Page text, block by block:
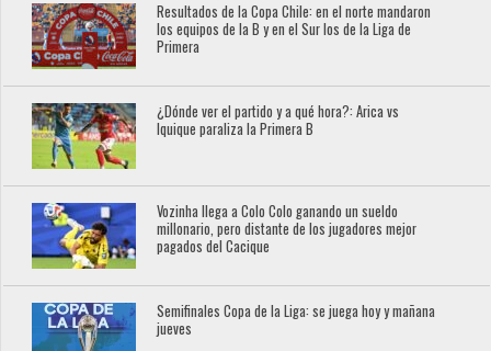
Resultados de la Copa Chile: en el norte mandaron
los equipos de la B y en el Sur los de la Liga de
Primera
¿Dónde ver el partido y a qué hora?: Arica vs
Iquique paraliza la Primera B
Vozinha llega a Colo Colo ganando un sueldo
millonario, pero distante de los jugadores mejor
pagados del Cacique
Semifinales Copa de la Liga: se juega hoy y mañana
jueves